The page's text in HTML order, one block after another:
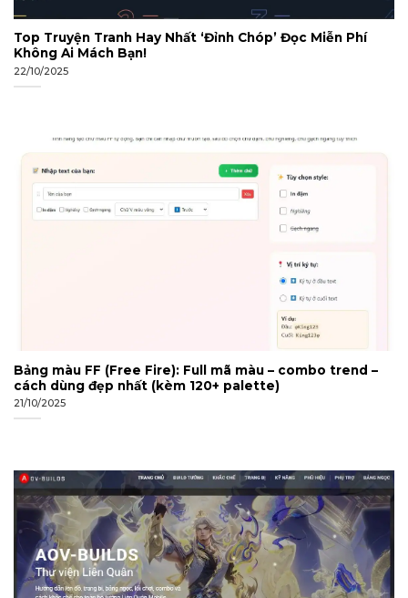
Top Truyện Tranh Hay Nhất ‘Đỉnh Chóp’ Đọc Miễn Phí
Không Ai Mách Bạn!
22/10/2025
Bảng màu FF (Free Fire): Full mã màu – combo trend –
cách dùng đẹp nhất (kèm 120+ palette)
21/10/2025